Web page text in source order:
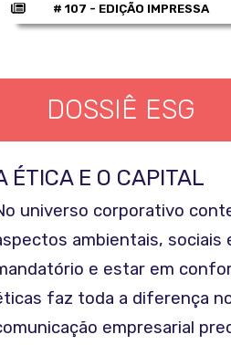
# 107 - EDIÇÃO IMPRESSA
DOSSIÊ ESG
ÉTICA E O CAPITAL
universo corporativo
ambientais,
e estar em
faz toda a diferença
empresarial